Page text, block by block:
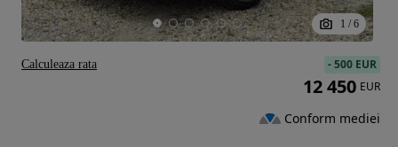
1 / 6
-500 EUR
12 450 EUR
Conform mediei
Calculeaza rata